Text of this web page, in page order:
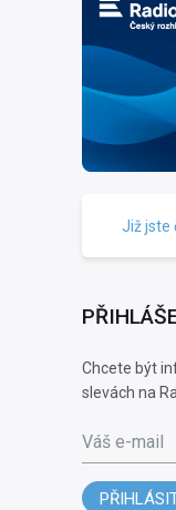
Již jste
Chcete být
slevách na
Váš e-mail